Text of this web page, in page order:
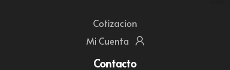
Cotizacion
Mi Cuenta
Contacto